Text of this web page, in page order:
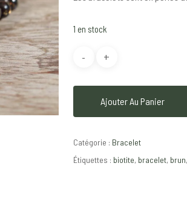
1 en stock
Ajouter Au Panier
Catégorie : Bracelet
Étiquettes : biotite, bracelet, brun,